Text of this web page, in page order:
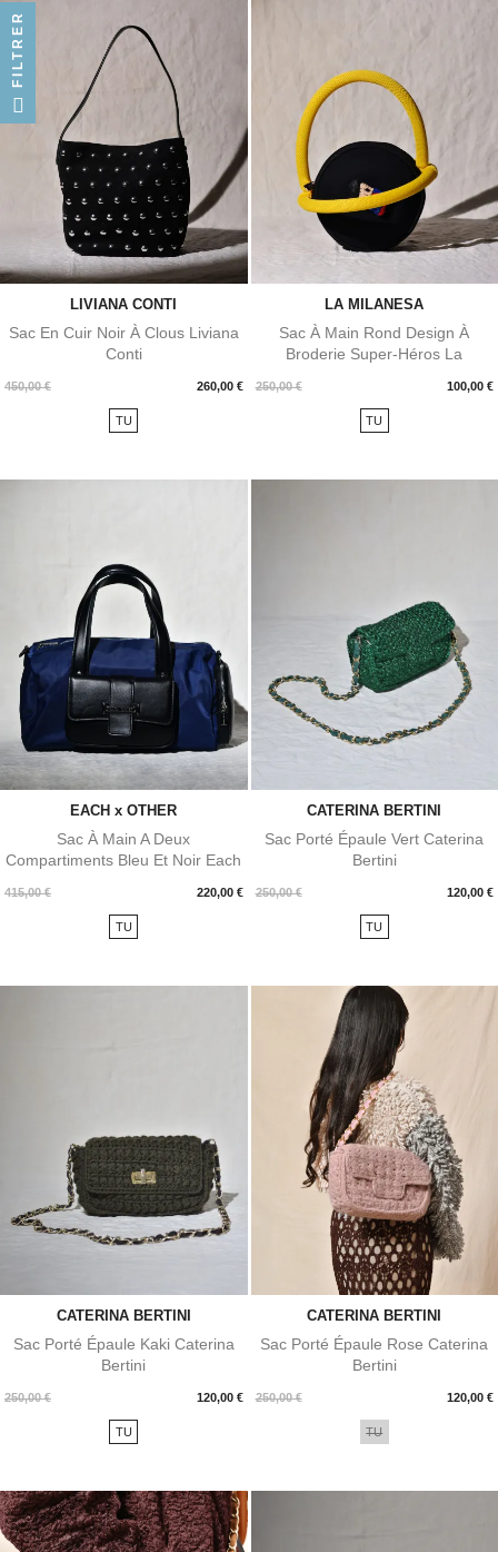
LIVIANA CONTI
Sac En Cuir Noir À Clous Liviana
Conti
450,00 € 260,00 €
Prix
TU
LA MILANESA
Sac À Main Rond Design À
Broderie Super-Héros La
250,00 € 100,00 €
Prix
TU
EACH x OTHER
Sac À Main A Deux
Compartiments Bleu Et Noir Each
415,00 € 220,00 €
Prix
TU
CATERINA BERTINI
Sac Porté Épaule Vert Caterina
Bertini
250,00 € 120,00 €
Prix
TU
CATERINA BERTINI
Sac Porté Épaule Kaki Caterina
Bertini
250,00 € 120,00 €
Prix
TU
CATERINA BERTINI
Sac Porté Épaule Rose Caterina
Bertini
250,00 € 120,00 €
Prix
TU
FILTRER